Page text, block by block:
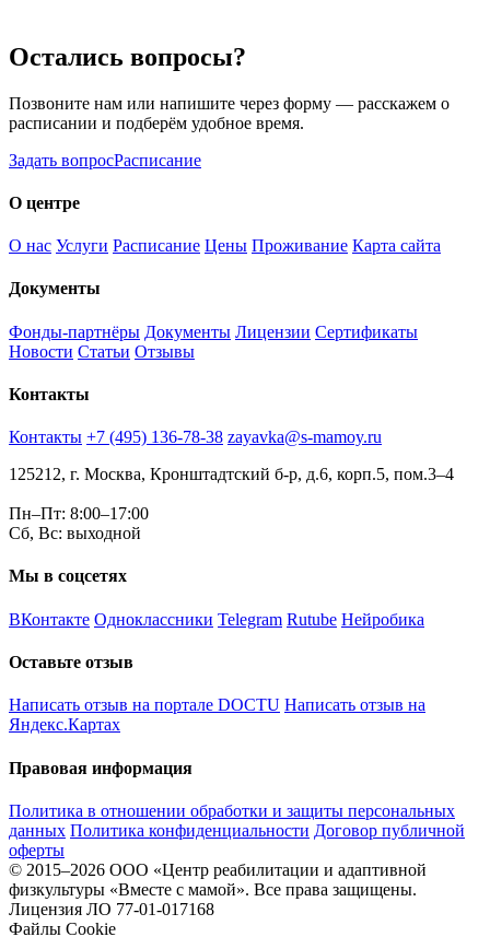
Остались вопросы?
Позвоните нам или напишите через форму — расскажем о
расписании и подберём удобное время.
Задать вопросРасписание
О центре
О нас Услуги Расписание Цены Проживание Карта сайта
Документы
Фонды-партнёры Документы Лицензии Сертификаты
Новости Статьи Отзывы
Контакты
Контакты +7 (495) 136-78-38 zayavka@s-mamoy.ru
125212, г. Москва, Кронштадтский б-р, д.6, корп.5, пом.3–4
Пн–Пт: 8:00–17:00
Сб, Вс: выходной
Мы в соцсетях
ВКонтакте Одноклассники Telegram Rutube Нейробика
Оставьте отзыв
Написать отзыв на портале DOCTU Написать отзыв на
Яндекс.Картах
Правовая информация
Политика в отношении обработки и защиты персональных
данных Политика конфиденциальности Договор публичной
оферты
© 2015–2026 ООО «Центр реабилитации и адаптивной
физкультуры «Вместе с мамой». Все права защищены.
Лицензия ЛО 77-01-017168
Файлы Cookie